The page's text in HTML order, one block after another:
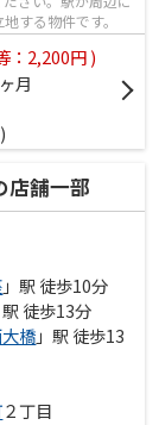
する物件です。
：2,200円 )
月
店舗一部
」駅 徒歩10分
駅 徒歩13分
橋」駅 徒歩13
２丁目